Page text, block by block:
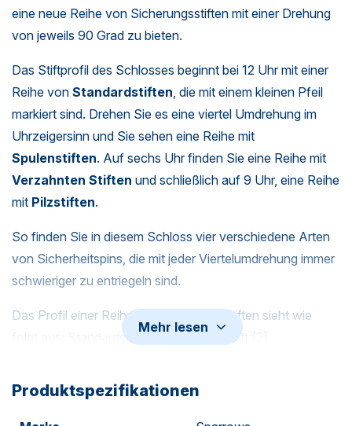
eine neue Reihe von Sicherungsstiften mit einer Drehung
von jeweils 90 Grad zu bieten.
Das Stiftprofil des Schlosses beginnt bei 12 Uhr mit einer
Reihe von Standardstiften , die mit einem kleinen Pfeil
markiert sind. Drehen Sie es eine viertel Umdrehung im
Uhrzeigersinn und Sie sehen eine Reihe mit
Spulenstiften. Auf sechs Uhr finden Sie eine Reihe mit
Verzahnten Stiften und schließlich auf 9 Uhr, eine Reihe
mit Pilzstiften.
So finden Sie in diesem Schloss vier verschiedene Arten
von Sicherheitspins, die mit jeder Viertelumdrehung immer
schwieriger zu entriegeln sind.
Das Profil einer Reihe von Sicherheitsstiften sieht wie
folgt aus: Standardstift (1), Sicherungsstift (2),
Vielleicht hast du keine Lust auf ein kompliziertes
Mehr lesen
Produktspezifikationen